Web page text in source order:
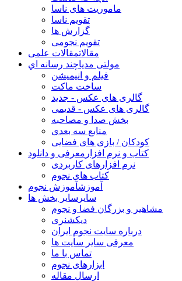
ماموریت های ناسا
تقویم ناسا
گزارش ها
تقویم نجومی
مقالاتمقالات علمی
مولتی مدیاچند رسانه اي
فیلم و انیمیشن
ساخت ماکت
گالری های عکس - جدید
گالری های عکس - قدیمی
بخش صدا و مصاحبه
منابع سه بعدی
کودکان / بازی های فضایی
کتاب و نرم افزار معرفی و دانلود
نرم افزارهای کاربردی
کتاب های نجوم
آموزشآموزش نجوم
سایر سایر بخش ها
مشاهیر و بزرگان فضا و نجوم
دیکشنری
درباره سایت نجوم ایران
معرفی سایر سایت ها
تماس با ما
ابزارهای نجوم
ارسال مقاله